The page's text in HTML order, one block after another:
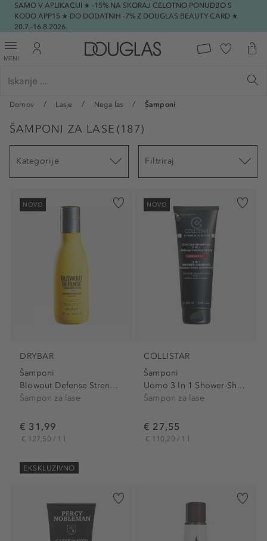
SAMO V APLIKACIJI ★ -15% NA SKORAJ CELOTNO PONUDBO S
KODO APP15 ★ DO DODATNIH -7% Z DOUGLAS BEAUTY CARD ★
20.7.-16.8.2026.
MENI
Domov Lasje Nega las Šamponi
ŠAMPONI ZA LASE (187)
Kategorije Filtriraj
NOVO
DRYBAR
Šamponi
Blowout Defense Strenghten...
Šampon za lase
€ 31,99
€ 127,50 / 1 l
EKSKLUZIVNO
NOVO
COLLISTAR
Šamponi
Uomo 3 In 1 Shower-Shampoo
Šampon za lase
€ 27,55
€ 110,20 / 1 l